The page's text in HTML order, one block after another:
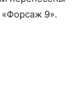
9».